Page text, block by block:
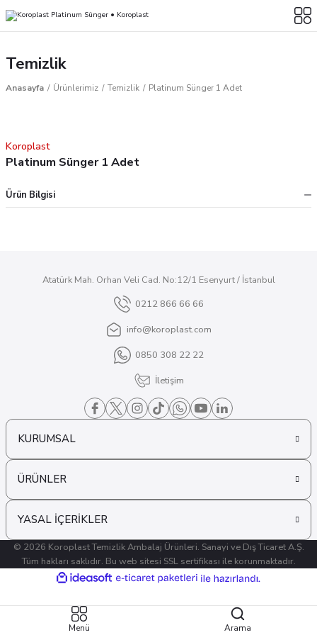
Temizlik
Anasayfa Ürünlerimiz Temizlik Platinum Sünger 1 Adet
Koroplast
Platinum Sünger 1 Adet
Ürün Bilgisi
Atatürk Mah. Orhan Veli Cad. No:12/1 Esenyurt / İstanbul
0212 866 66 66
info@koroplast.com
0850 308 22 22
İletişim
KURUMSAL
ÜRÜNLER
YASAL İÇERİKLER
© 2026 Koroplast Temizlik Ambalaj Ürünleri. Sanayi ve Dış Ticaret A.Ş.
Tüm hakları saklıdır. Bu web sitesi SSL sertifikası ile korunmaktadır.
Menü Arama
ideasoft
e-